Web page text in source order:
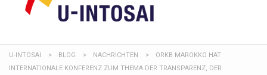
U-INTOSAI > BLOG > NACHRICHTEN >
ORKB MAROKKO HAT
INTERNATIONALE KONFERENZ ZUM THEMA DER TRANSPARENZ, DER